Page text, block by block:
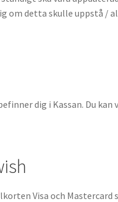
om detta skulle uppstå /
dig i Kassan. Du
Visa och